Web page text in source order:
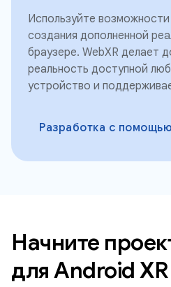
Используйте
создания дополненной
браузере. WebXR делает
реальность доступной
устройство и
Разработка с
Начните
для Android XR